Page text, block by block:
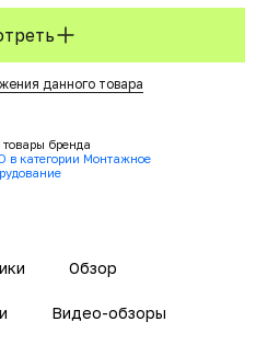
данного товара
товары бренда
в категории Монтажное
Обзор
Видео-обзоры